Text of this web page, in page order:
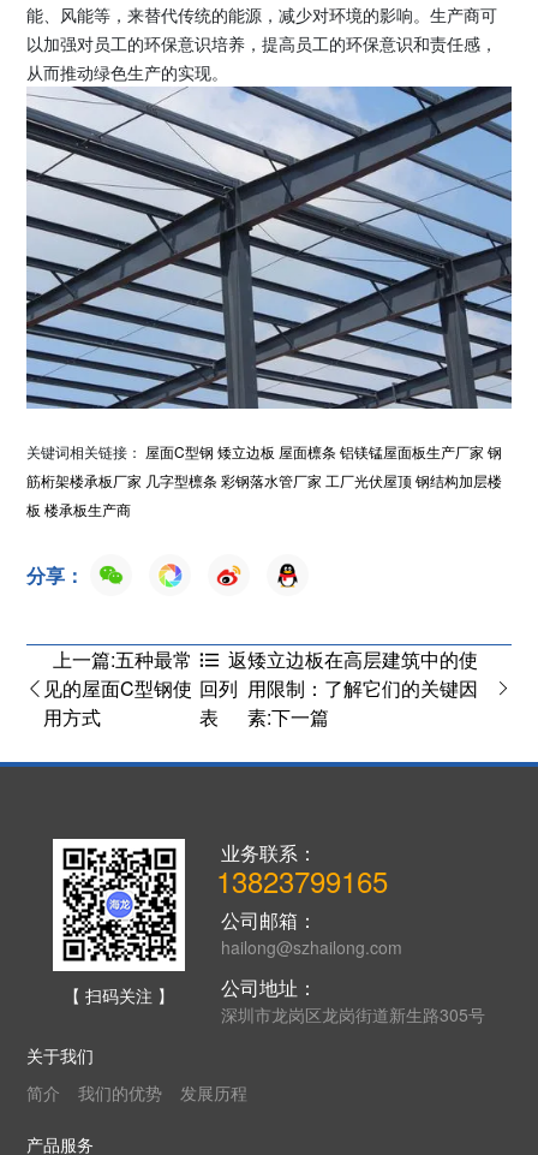
能、风能等，来替代传统的能源，减少对环境的影响。生产商可
以加强对员工的环保意识培养，提高员工的环保意识和责任感，
从而推动绿色生产的实现。
关键词相关链接： 屋面C型钢 矮立边板 屋面檩条 铝镁锰屋面板生产厂家 钢
筋桁架楼承板厂家 几字型檩条 彩钢落水管厂家 工厂光伏屋顶 钢结构加层楼
板 楼承板生产商
分享：
上一篇:五种最常
见的屋面C型钢使
用方式
返
回列
表
矮立边板在高层建筑中的使
用限制：了解它们的关键因
素:下一篇
【 扫码关注 】
业务联系：
13823799165
公司邮箱：
hailong@szhailong.com
公司地址：
深圳市龙岗区龙岗街道新生路305号
关于我们
简介
我们的优势 发展历程
产品服务